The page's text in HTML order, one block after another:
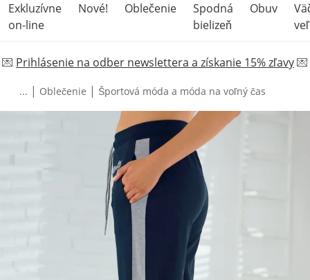
Exkluzívne
on-line
Nové! Oblečenie
Spodná
bielizeň
Obuv
💌 Prihlásenie na odber newslettera a získanie 15% zľavy💌
... | Oblečenie | Športová móda a móda na voľný čas